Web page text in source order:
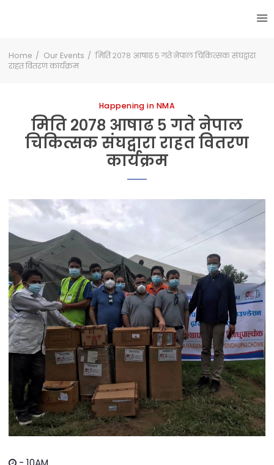
Home Our Events
मिति २०७८ आषाढ ५ गते नेपाल चिकित्सक संघद्वारा
राहत वितरण कार्यक्रम
Happening in NMA
मिति २०७८ आषाढ ५ गते नेपाल
चिकित्सक संघद्वारा राहत वितरण
कार्यक्रम